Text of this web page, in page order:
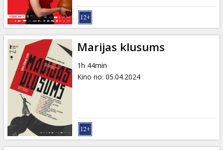
Uzkodas
B2B
Kino
Klubs
Marijas klusums
1h 44min
Kino no: 05.04.2024